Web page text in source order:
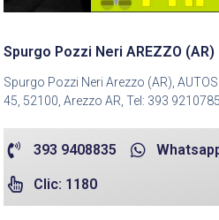
Spurgo Pozzi Neri AREZZO (AR)
Spurgo Pozzi Neri Arezzo (AR),
45, 52100, Arezzo AR, Tel: 393
393 9408835
Clic: 1180